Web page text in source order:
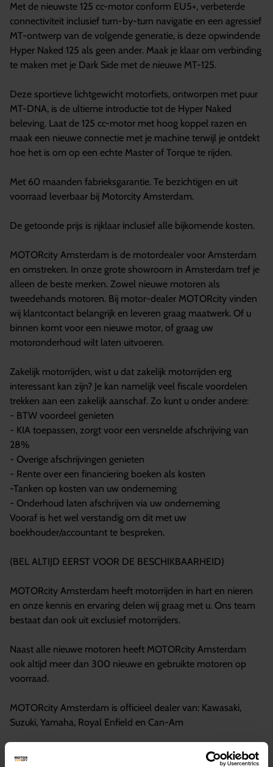
Met de nieuwste 125 cc-motor conform EU5+, verbeterde
connectiviteit inclusief turn-by-turn navigatie en een agressief
MT-ontwerp van de volgende generatie, is deze opwindende
Hyper Naked 125 als geen ander. Maak je klaar om verbinding
te maken met je Dark Side met de nieuwe MT-125.
Deze sportieve lichtgewicht motorfiets, ontworpen met puur
MT-DNA, is de ultieme introductie tot de Hyper Naked
beleving. Laat de 125 cc-motor met hoog koppel razen en
maak een nieuwe connectie met je machine terwijl je ontdekt
hoe het is om op een echte Master of Torque te rijden.
Met 60 maanden fabrieksgarantie. Te bezichtigen en uit
voorraad leverbaar bij Motorcity Amsterdam.
De getoonde prijs is rijklaar inclusief alle bijkomende kosten.
MOTORcity Amsterdam is de motordealer voor Amsterdam
en omstreken. In onze grote showroom in Amsterdam tref je
alleen de beste merken. Zowel nieuwe motoren als
tweedehands motoren. Bij motor-dealer MOTORcity vinden
wij klantcontact belangrijk en leveren graag maatwerk. Of u
binnen komt voor een nieuwe motor, of graag uw
motoronderhoud wilt laten uitvoeren.
Zakelijk motorrijden, wist u dat zakelijk motorrijden erg
interessant kan zijn? Je kan namelijk veel fiscale voordelen
trekken aan een zakelijk aanschaf. Zo kunt u onder andere:
- BTW voordeel genieten
- KIA toepassen, zorgt voor een versnelde afschrijving van
28%
- Overige afschrijvingen genieten
- Rente over een financiering boeken als kosten
-Tanken op kosten van uw onderneming
- Onderhoud laten afschrijven via uw onderneming
Vooraf is het wel verstandig om dit met uw
boekhouder/accountant te bespreken.
(BEL ALTIJD EERST VOOR DE BESCHIKBAARHEID)
MOTORcity Amsterdam heeft motorrijden in hart en nieren
en onze kennis en ervaring delen wij graag met u. Ons team
bestaat dan ook uit exclusief motorrijders.
Naast alle nieuwe motoren heeft MOTORcity Amsterdam
ook altijd meer dan 300 nieuwe en gebruikte motoren op
voorraad.
MOTORcity Amsterdam is officieel dealer van: Kawasaki,
Suzuki, Yamaha, Royal Enfield en Can-Am